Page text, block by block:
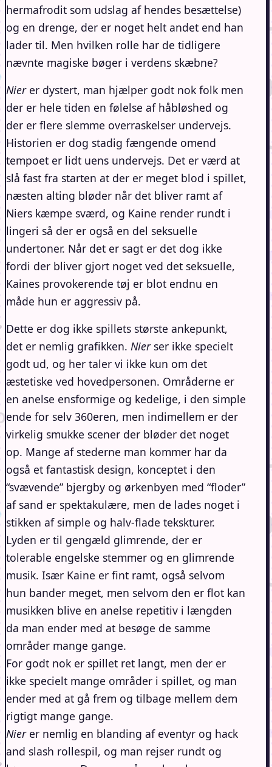
hermafrodit som udslag af hendes besættelse)
og en drenge, der er noget helt andet end han
lader til. Men hvilken rolle har de tidligere
nævnte magiske bøger i verdens skæbne?
Nierer dystert, man hjælper godt nok folk men
der er hele tiden en følelse af håbløshed og
der er flere slemme overraskelser undervejs.
Historien er dog stadig fængende omend
tempoet er lidt uens undervejs. Det er værd at
slå fast fra starten at der er meget blod i spillet,
næsten alting bløder når det bliver ramt af
Niers kæmpe sværd, og Kaine render rundt i
lingeri så der er også en del seksuelle
undertoner. Når det er sagt er det dog ikke
fordi der bliver gjort noget ved det seksuelle,
Kaines provokerende tøj er blot endnu en
måde hun er aggressiv på.
Dette er dog ikke spillets største ankepunkt,
det er nemlig grafikken. Nierser ikke specielt
godt ud, og her taler vi ikke kun om det
æstetiske ved hovedpersonen. Områderne er
en anelse ensformige og kedelige, i den simple
ende for selv 360eren, men indimellem er der
virkelig smukke scener der bløder det noget
op. Mange af stederne man kommer har da
også et fantastisk design, konceptet i den
“svævende” bjergby og ørkenbyen med “floder”
af sand er spektakulære, men de lades noget i
stikken af simple og halv-flade tekskturer.
Lyden er til gengæld glimrende, der er
tolerable engelske stemmer og en glimrende
musik. Især Kaine er fint ramt, også selvom
hun bander meget, men selvom den er flot kan
musikken blive en anelse repetitiv i længden
da man ender med at besøge de samme
områder mange gange.
For godt nok er spillet ret langt, men der er
ikke specielt mange områder i spillet, og man
ender med at gå frem og tilbage mellem dem
rigtigt mange gange.
Nierer nemlig en blanding af eventyr og hack
and slash rollespil, og man rejser rundt og